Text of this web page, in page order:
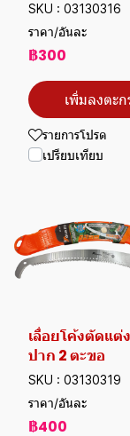
SKU : 03130316
ราคา/อันละ
฿300
เพิ่มลงตะก
รายการโปรด
เปรียบเทียบ
เลื่อยโค้งตัดแต่
ปาก 2 ตะขอ
SKU : 03130319
ราคา/อันละ
฿400